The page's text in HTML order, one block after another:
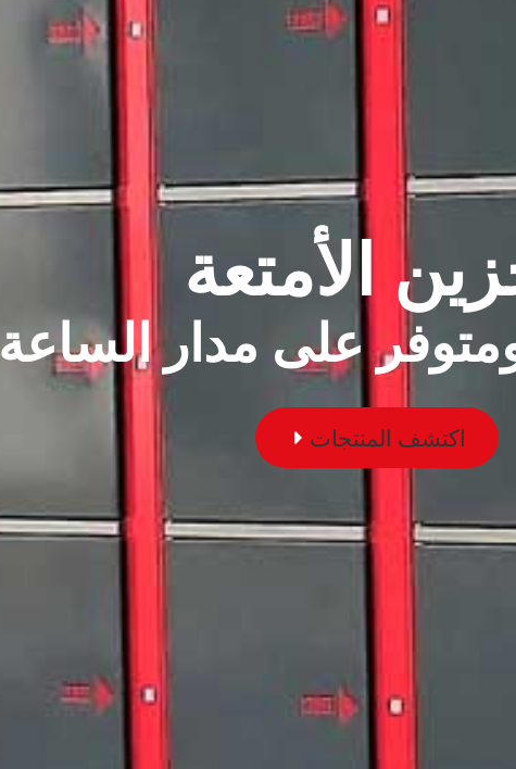
الأمتعة
على مدار الساعة
اكتشف المنتجات